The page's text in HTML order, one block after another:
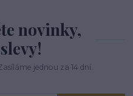
novinky,
jednou za 14 dní.